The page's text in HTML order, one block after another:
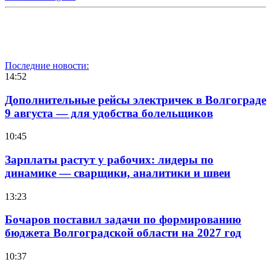
Последние новости:
14:52
Дополнительные рейсы электричек в Волгограде
9 августа — для удобства болельщиков
10:45
Зарплаты растут у рабочих: лидеры по
динамике — сварщики, аналитики и швеи
13:23
Бочаров поставил задачи по формированию
бюджета Волгоградской области на 2027 год
10:37